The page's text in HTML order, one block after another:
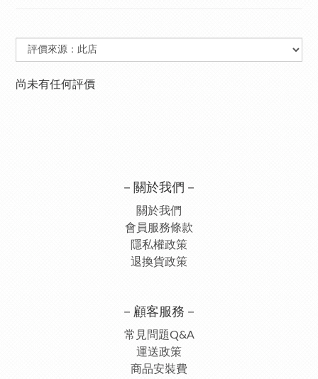
尚未有任何評價
－關於我們－
關於我們
會員服務條款
隱私權政策
退換貨政策
－顧客服務－
常見問題Q&A
運送政策
商品安裝費